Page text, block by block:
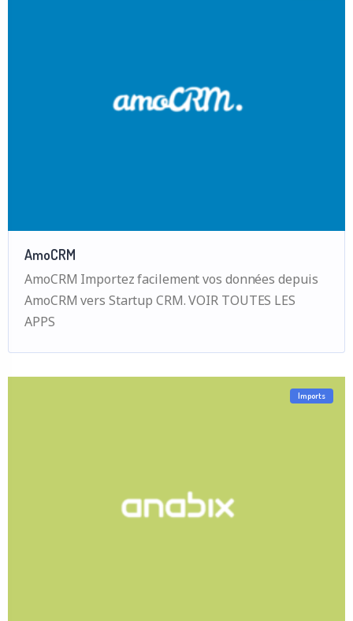
AmoCRM
AmoCRM Importez facilement vos données depuis
AmoCRM vers Startup CRM. VOIR TOUTES LES
APPS
Imports